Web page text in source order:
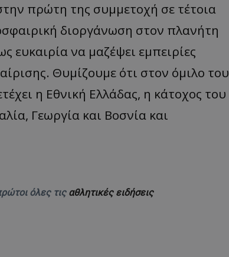
πρώτη της συμμετοχή σε τέτοια
διοργάνωση στον πλανήτη
ευκαιρία να μαζέψει εμπειρίες
Θυμίζουμε ότι στον όμιλο του
η Εθνική Ελλάδας, η κάτοχος του
Γεωργία και Βοσνία και
όλες τις αθλητικές ειδήσεις